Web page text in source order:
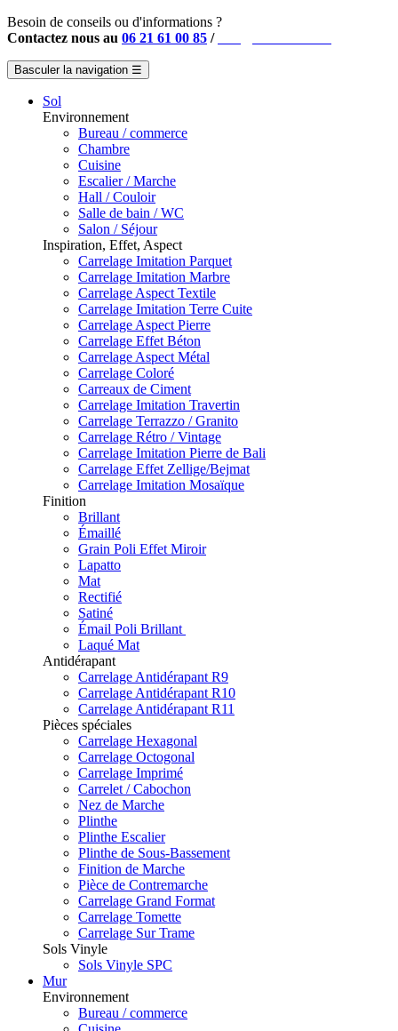
Besoin de conseils ou d'informations ?
Contactez nous au 06 21 61 00 85 /
Basculer la navigation ☰
Sol
Environnement
Bureau / commerce
Chambre
Cuisine
Escalier / Marche
Hall / Couloir
Salle de bain / WC
Salon / Séjour
Inspiration, Effet, Aspect
Carrelage Imitation Parquet
Carrelage Imitation Marbre
Carrelage Aspect Textile
Carrelage Imitation Terre Cuite
Carrelage Aspect Pierre
Carrelage Effet Béton
Carrelage Aspect Métal
Carrelage Coloré
Carreaux de Ciment
Carrelage Imitation Travertin
Carrelage Terrazzo / Granito
Carrelage Rétro / Vintage
Carrelage Imitation Pierre de Bali
Carrelage Effet Zellige/Bejmat
Carrelage Imitation Mosaïque
Finition
Brillant
Émaillé
Grain Poli Effet Miroir
Lapatto
Mat
Rectifié
Satiné
Émail Poli Brillant
Laqué Mat
Antidérapant
Carrelage Antidérapant R9
Carrelage Antidérapant R10
Carrelage Antidérapant R11
Pièces spéciales
Carrelage Hexagonal
Carrelage Octogonal
Carrelage Imprimé
Carrelet / Cabochon
Nez de Marche
Plinthe
Plinthe Escalier
Plinthe de Sous-Bassement
Finition de Marche
Pièce de Contremarche
Carrelage Grand Format
Carrelage Tomette
Carrelage Sur Trame
Sols Vinyle
Sols Vinyle SPC
Mur
Environnement
Bureau / commerce